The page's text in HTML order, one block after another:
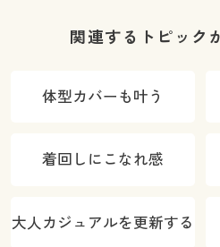
わらか・選べ
OK・1年中は
関連するトピック
体型カバーも叶う
着回しにこなれ感
大人カジュアルを更新する